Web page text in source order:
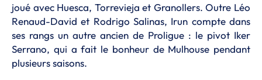
joué avec Huesca, Torrevieja et Granollers. Outre Léo
Renaud-David et Rodrigo Salinas, Irun compte dans
ses rangs un autre ancien de Proligue : le pivot Iker
Serrano, qui a fait le bonheur de Mulhouse pendant
plusieurs saisons.